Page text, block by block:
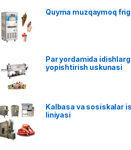
Quyma muzqaymoq
Par yordamida
yopishtirish uskunasi
Kalbasa va sosiskalar
liniyasi